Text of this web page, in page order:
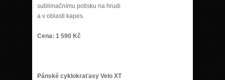
sublimačnímu potisku na hrudi
a v oblasti kapes.
Cena: 1 590 Kč
Pánské cyklokraťasy Velo XT